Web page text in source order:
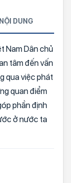
NỘI DUNG
Nam Dân chủ
tâm đến vấn
qua việc phát
quan điểm
phần định
ở nước ta